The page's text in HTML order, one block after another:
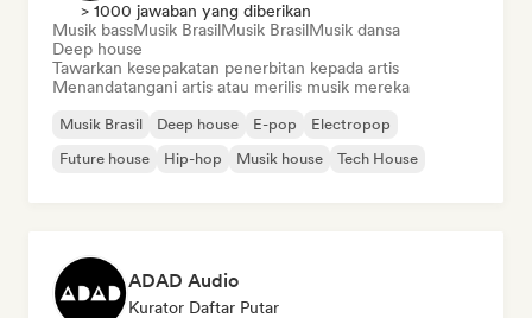
> 1000 jawaban yang diberikan
Musik bassMusik BrasilMusik BrasilMusik dansa
Deep house
Tawarkan kesepakatan penerbitan kepada artis
Menandatangani artis atau merilis musik mereka
Musik Brasil Deep house E-pop
Electropop
Future house
Hip-hop Musik house Tech House
ADAD Audio
Kurator Daftar Putar